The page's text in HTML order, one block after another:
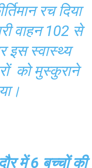
रच दिया
वाहन 102 से
इस स्वास्थ्य
को मुस्कुराने
में 6 बच्चों की